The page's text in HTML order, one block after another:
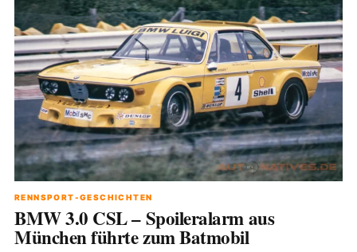
RENNSPORT-GESCHICHTEN
BMW 3.0 CSL – Spoileralarm aus
München führte zum Batmobil